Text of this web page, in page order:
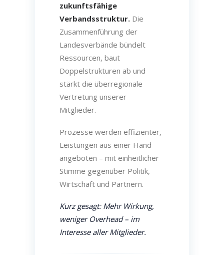
zukunftsfähige
Verbandsstruktur. Die
Zusammenführung der
Landesverbände bündelt
Ressourcen, baut
Doppelstrukturen ab und
stärkt die überregionale
Vertretung unserer
Mitglieder.
Prozesse werden effizienter,
Leistungen aus einer Hand
angeboten – mit einheitlicher
Stimme gegenüber Politik,
Wirtschaft und Partnern.
Kurz gesagt: Mehr Wirkung,
weniger Overhead – im
Interesse aller Mitglieder.